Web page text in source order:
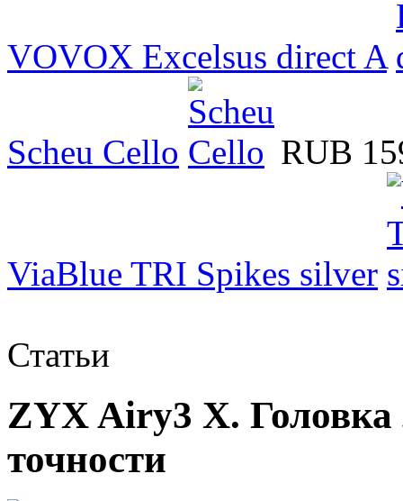
VOVOX Excelsus direct A
Scheu Cello RUB
ViaBlue TRI Spikes silver
Статьи
ZYX Airy3 X. Головка
точности